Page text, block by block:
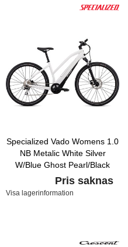
Specialized Vado Womens 1.0
NB Metalic White Silver
W/Blue Ghost Pearl/Black
Pris saknas
Visa lagerinformation